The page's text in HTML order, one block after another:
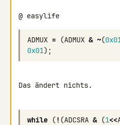
@ easylife
ADMUX = (ADMUX & ~(
0x01);
Das ändert nichts.
while ( ! (ADCSRA & (1<<